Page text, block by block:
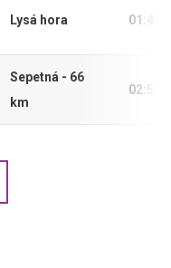
Lysá hora
Sepetná - 66
km